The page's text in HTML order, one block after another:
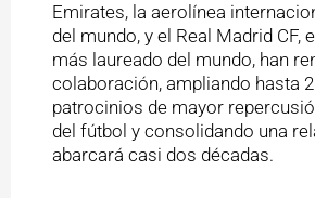
Emirates, la aerolínea
del mundo, y el Real Madrid CF,
más laureado del mundo, han
colaboración, ampliando hasta
patrocinios de mayor
del fútbol y consolidando una
abarcará casi dos décadas.